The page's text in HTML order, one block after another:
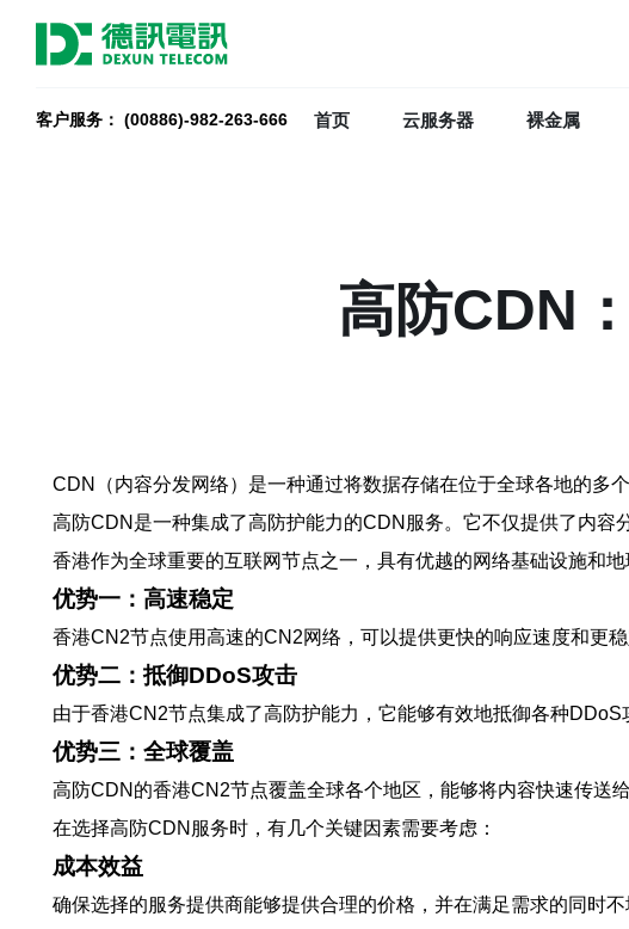
客户服务： (00886)-982-263-666 首页 云服务器 裸金属
高防CDN
CDN（内容分发网络）是一种通过将数据存储在位于全球各地的多
高防CDN是一种集成了高防护能力的CDN服务。它不仅提供了内容
香港作为全球重要的互联网节点之一，具有优越的网络基础设施和
优势一：高速稳定
香港CN2节点使用高速的CN2网络，可以提供更快的响应速度和更
优势二：抵御DDoS攻击
由于香港CN2节点集成了高防护能力，它能够有效地抵御各种
优势三：全球覆盖
高防CDN的香港CN2节点覆盖全球各个地区，能够将内容快速传送
在选择高防CDN服务时，有几个关键因素需要考虑：
成本效益
确保选择的服务提供商能够提供合理的价格，并在满足需求的同时不